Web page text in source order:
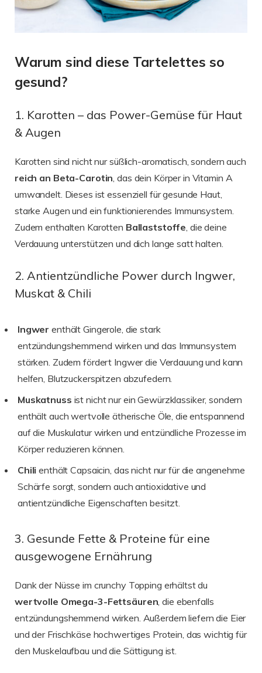
Warum sind diese Tartelettes so
gesund?
1. Karotten – das Power-Gemüse für Haut
& Augen
Karotten sind nicht nur süßlich-aromatisch, sondern auch
reich an Beta-Carotin, das dein Körper in Vitamin A
umwandelt. Dieses ist essenziell für gesunde Haut,
starke Augen und ein funktionierendes Immunsystem.
Zudem enthalten Karotten Ballaststoffe, die deine
Verdauung unterstützen und dich lange satt halten.
2. Antientzündliche Power durch Ingwer,
Muskat & Chili
Ingwer enthält Gingerole, die stark
entzündungshemmend wirken und das Immunsystem
stärken. Zudem fördert Ingwer die Verdauung und kann
helfen, Blutzuckerspitzen abzufedern.
Muskatnuss ist nicht nur ein Gewürzklassiker, sondern
enthält auch wertvolle ätherische Öle, die entspannend
auf die Muskulatur wirken und entzündliche Prozesse im
Körper reduzieren können.
Chili enthält Capsaicin, das nicht nur für die angenehme
Schärfe sorgt, sondern auch antioxidative und
antientzündliche Eigenschaften besitzt.
3. Gesunde Fette & Proteine für eine
ausgewogene Ernährung
Dank der Nüsse im crunchy Topping erhältst du
wertvolle Omega-3-Fettsäuren, die ebenfalls
entzündungshemmend wirken. Außerdem liefern die Eier
und der Frischkäse hochwertiges Protein, das wichtig für
den Muskelaufbau und die Sättigung ist.